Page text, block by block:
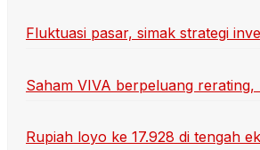
Fluktuasi pasar, simak strategi
Saham VIVA berpeluang
Rupiah loyo ke 17.928 di tengah